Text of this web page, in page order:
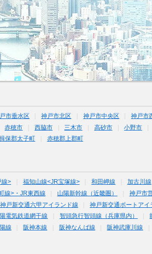
市垂水区 神戸市北区 神戸市中央区 神戸市
赤穂市 西脇市 三木市 高砂市 小野市
保郡太子町 赤穂郡上郡町
線> 福知山線<JR宝塚線> 和田岬線 加古川線
線>・JR東西線 山陽新幹線（近畿圏）
神戸市
神戸新交通六甲アイランド線 神戸新交通ポートアイ
電気鉄道網干線 智頭急行智頭線（兵庫県内）
線 阪神本線 阪神なんば線 阪神武庫川線